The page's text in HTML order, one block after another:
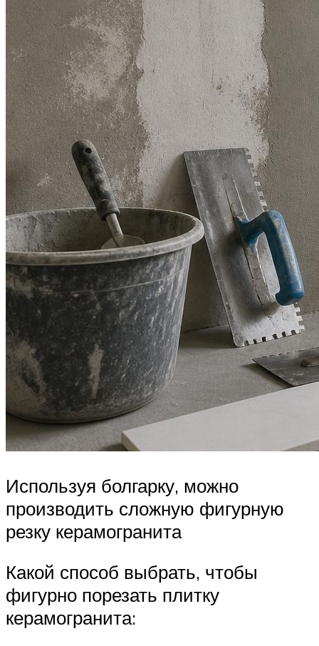
Используя болгарку, можно
производить сложную фигурную
резку керамогранита
Какой способ выбрать, чтобы
фигурно порезать плитку
керамогранита: